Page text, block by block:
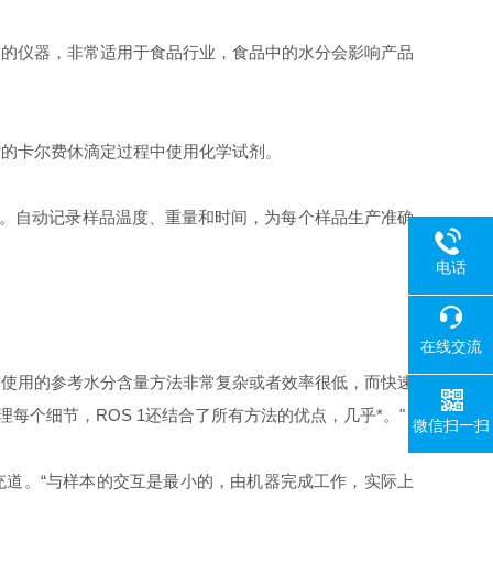
仪器，非常适用于食品行业，食品中的水分会影响产品
卡尔费休滴定过程中使用化学试剂。
自动记录样品温度、重量和时间，为每个样品生产准确
用的参考水分含量方法非常复杂或者效率很低，而快速
每个细节， ROS 1还结合了所有方法的优点，几乎*。"
道。“与样本的交互是最小的，由机器完成工作，实际上
电话
在线交流
微信扫一扫